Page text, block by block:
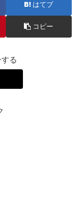
はてブ
コピー
る